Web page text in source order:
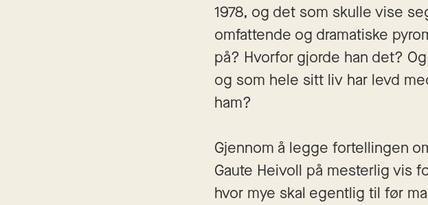
1978, og det som skulle vise
omfattende og dramatiske
på? Hvorfor gjorde han det?
og som hele sitt liv har levd
ham?
Gjennom å legge fortellingen
Gaute Heivoll på mesterlig vis
hvor mye skal egentlig til før